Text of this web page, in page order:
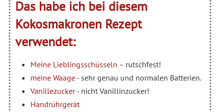
Das habe ich bei diesem
Kokosmakronen Rezept
verwendet:
Meine Lieblingsschüsseln – rutschfest!
meine Waage- sehr genau und normalen Batterien.
Vanillezucker- nicht Vanillinzucker!
Handrührgerät